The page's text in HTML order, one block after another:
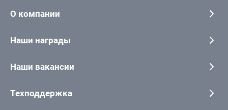
О компании
Наши награды
Наши вакансии
Техподдержка